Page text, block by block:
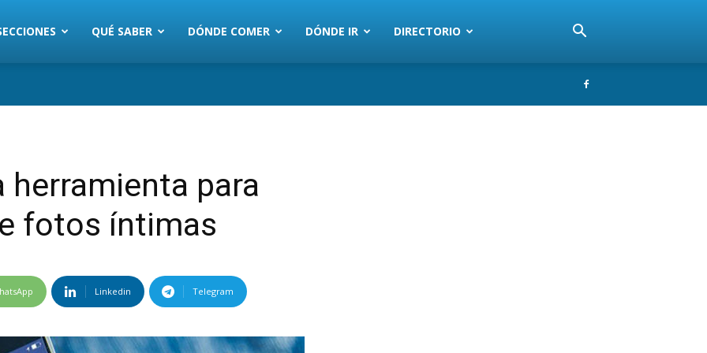
QUÉ SABER DÓNDE COMER DÓNDE IR DIRECTORIO
herramienta para
fotos íntimas
Linkedin Telegram